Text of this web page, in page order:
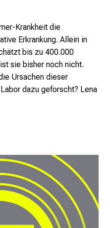
Krankheit die
Erkrankung. Allein in
bis zu 400.000
sie bisher noch nicht.
Ursachen dieser
dazu geforscht? Lena